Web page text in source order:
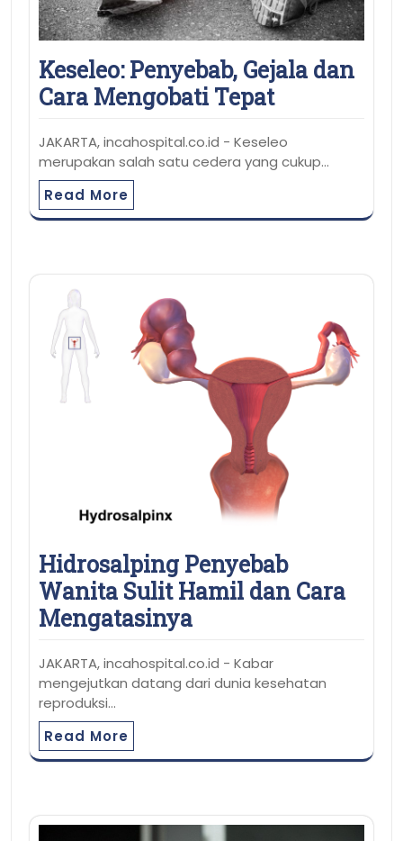
Keseleo: Penyebab, Gejala dan
Cara Mengobati Tepat
JAKARTA, incahospital.co.id - Keseleo
merupakan salah satu cedera yang cukup…
Read More
Hidrosalping Penyebab
Wanita Sulit Hamil dan Cara
Mengatasinya
JAKARTA, incahospital.co.id - Kabar
mengejutkan datang dari dunia kesehatan
reproduksi…
Read More